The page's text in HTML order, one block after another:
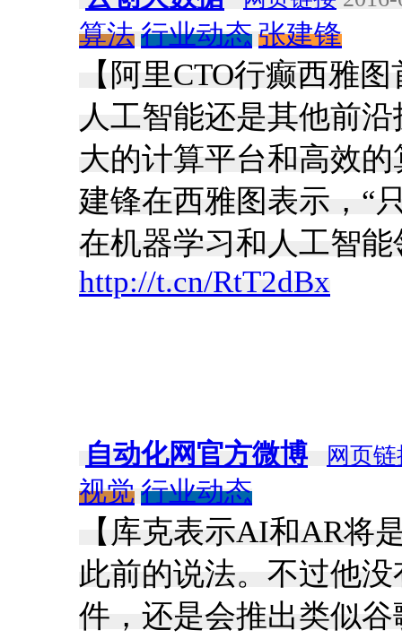
算法 行业动态 张建锋
【阿里CTO行癫西雅
人工智能还是其他前
大的计算平台和高效
建锋在西雅图表示，“
在机器学习和人工智
http://t.cn/RtT2dBx
自动化网官方微博 网页
视觉 行业动态
【库克表示AI和AR将
此前的说法。不过他
件，还是会推出类似